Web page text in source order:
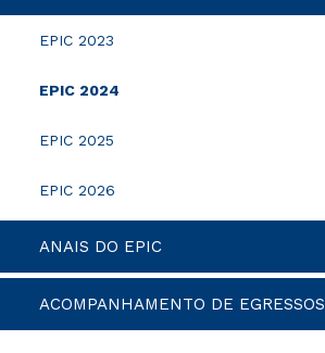
EPIC 2023
EPIC 2024
EPIC 2025
EPIC 2026
ANAIS DO EPIC
ACOMPANHAMENTO DE EGRESSOS